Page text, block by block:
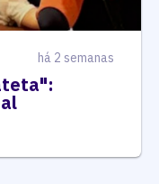
há 2 semanas